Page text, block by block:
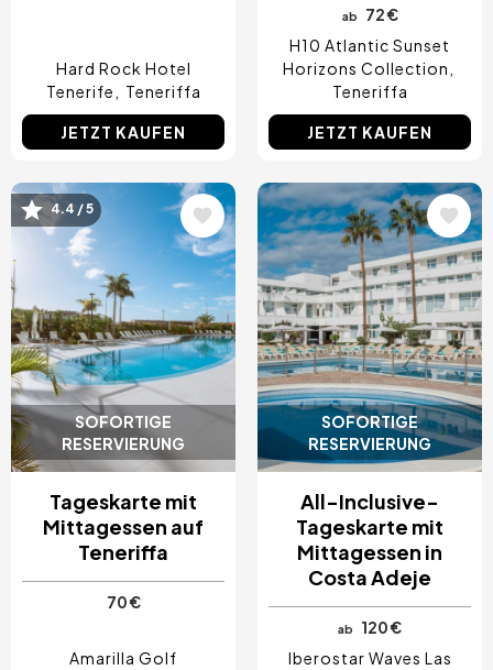
Hard Rock Hotel
Tenerife
Teneriffa
JETZT KAUFEN
ab
72 €
H10 Atlantic Sunset
Horizons Collection
Teneriffa
JETZT KAUFEN
SOFORTIGE
RESERVIERUNG
Bild4.4 / 5
Tageskarte mit
Mittagessen auf
Teneriffa
70 €
Amarilla Golf
SOFORTIGE
RESERVIERUNG
Bild
All-Inclusive-
Tageskarte mit
Mittagessen in
Costa Adeje
ab
120 €
Iberostar Waves Las